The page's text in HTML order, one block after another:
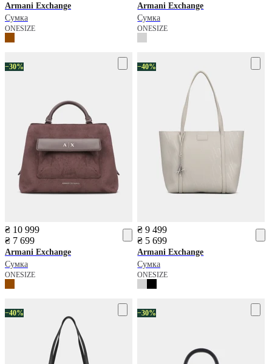
Armani Exchange
Сумка
ONESIZE
Armani Exchange
Сумка
ONESIZE
−30%
₴ 10 999
₴ 7 699
Armani Exchange
Сумка
ONESIZE
−40%
₴ 9 499
₴ 5 699
Armani Exchange
Сумка
ONESIZE
−40% −30%